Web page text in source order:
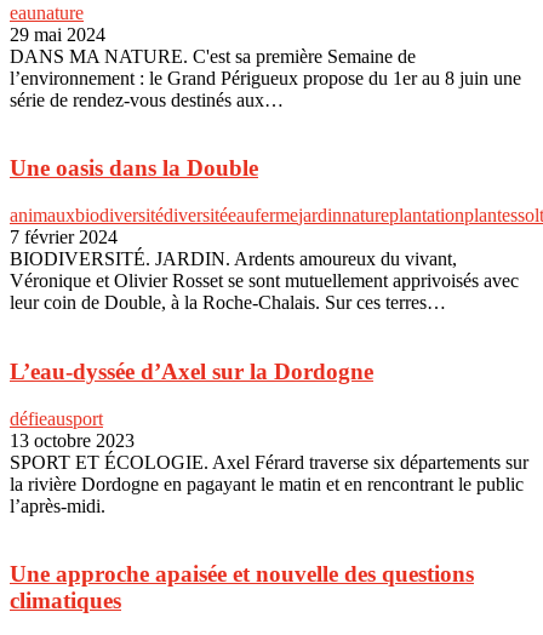
eaunature
29 mai 2024
DANS MA NATURE. C'est sa première Semaine de
l’environnement : le Grand Périgueux propose du 1er au 8 juin une
série de rendez-vous destinés aux…
Une oasis dans la Double
animauxbiodiversitédiversitéeaufermejardinnatureplantationplantessol
7 février 2024
BIODIVERSITÉ. JARDIN. Ardents amoureux du vivant,
Véronique et Olivier Rosset se sont mutuellement apprivoisés avec
leur coin de Double, à la Roche-Chalais. Sur ces terres…
L’eau-dyssée d’Axel sur la Dordogne
défieausport
13 octobre 2023
SPORT ET ÉCOLOGIE. Axel Férard traverse six départements sur
la rivière Dordogne en pagayant le matin et en rencontrant le public
l’après-midi.
Une approche apaisée et nouvelle des questions
climatiques